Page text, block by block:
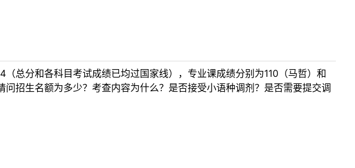
总分和各科目考试成绩已均过国家线），专业课成绩分别为110（马哲）和
招生名额为多少？考查内容为什么？是否接受小语种调剂？是否需要提交调